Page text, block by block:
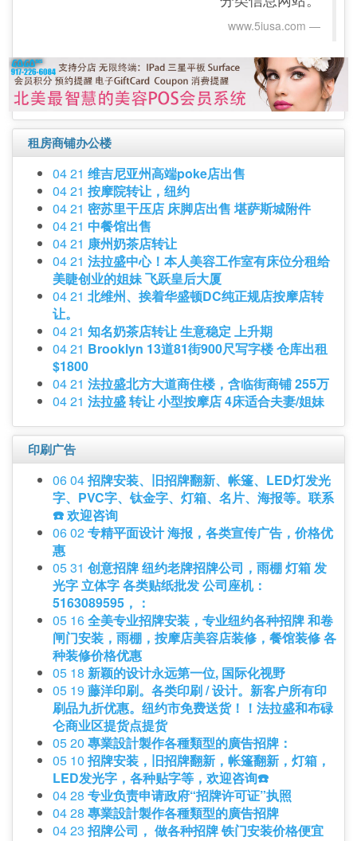
www.5iusa.com‎
租房商铺办公楼
04 21 维吉尼亚州高端poke店出售
04 21 按摩院转让，纽约
04 21 密苏里干压店 床脚店出售 堪萨斯城附件
04 21 中餐馆出售
04 21 康州奶茶店转让
04 21 法拉盛中心！本人美容工作室有床位分租给
美睫创业的姐妹 飞跃皇后大厦
04 21 北维州、挨着华盛顿DC纯正规店按摩店转
让。
04 21 知名奶茶店转让 生意稳定 上升期
04 21 Brooklyn 13道81街900尺写字楼 仓库出租
$1800
04 21 法拉盛北方大道商住楼，含临街商铺 255万
04 21 法拉盛 转让 小型按摩店 4床适合夫妻/姐妹
印刷广告
06 04招牌安装、旧招牌翻新、帐篷、LED灯发光
字、PVC字、钛金字、灯箱、名片、海报等。联系
☎️ 欢迎咨询
06 02专精平面设计 海报，各类宣传广告，价格优
惠
05 31 创意招牌 纽约老牌招牌公司，雨棚 灯箱 发
光字 立体字 各类贴纸批发 公司座机：
5163089595，：
05 16全美专业招牌安装，专业纽约各种招牌 和卷
闸门安装，雨棚，按摩店美容店装修，餐馆装修 各
种装修价格优惠
05 18 新颖的设计永远第一位, 国际化视野
05 19 藤洋印刷。各类印刷 / 设计。新客户所有印
刷品九折优惠。纽约市免费送货！！法拉盛和布碌
仑商业区提货点提货
05 20 專業設計製作各種類型的廣告招牌：
05 10 招牌安装，旧招牌翻新，帐篷翻新，灯箱，
LED发光字，各种贴字等，欢迎咨询☎️
04 28 专业负责申请政府“招牌许可证”执照
04 28 專業設計製作各種類型的廣告招牌
04 23 招牌公司， 做各种招牌 铁门安装价格便宜